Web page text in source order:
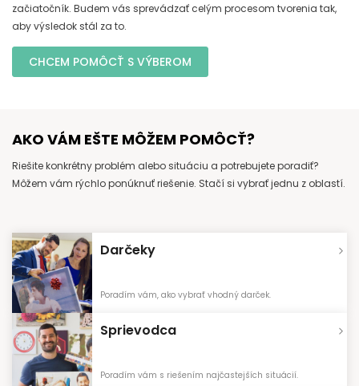
začiatočník. Budem vás sprevádzať celým procesom tvorenia tak,
aby výsledok stál za to.
CHCEM POMÔCŤ S VÝBEROM
AKO VÁM EŠTE MÔŽEM POMÔCŤ?
Riešite konkrétny problém alebo situáciu a potrebujete poradiť?
Môžem vám rýchlo ponúknuť riešenie. Stačí si vybrať jednu z oblastí.
Darčeky
Poradím vám, ako vybrať vhodný darček.
Sprievodca
Poradím vám s riešením najčastejších situácií.